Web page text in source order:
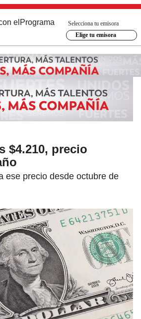
el Programa
Selecciona tu emisora
Elige tu emisora
$4.210, precio
ese precio desde octubre de